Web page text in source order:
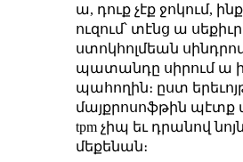
ա, դուք չէք ջոկում,
ուզում՝ տէնց ա
ստոկհոլմեան
պատանդը սիրում ա
պահողին։ ըստ
մայքրոսոֆթին պէտք
tpm չիպ եւ դրանով
մեքենան։